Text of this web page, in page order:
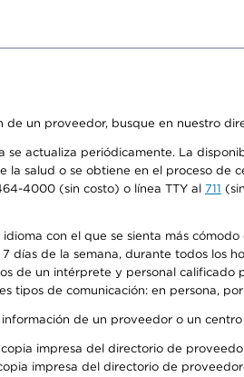
de un proveedor, busque en nuestro
se actualiza periódicamente. La
la salud o se obtiene en el proceso
4000 (sin costo) o línea TTY al 711
con el que se sienta más
días de la semana, durante todos los
de un intérprete y personal
tipos de comunicación: en persona,
de un proveedor o un
impresa del directorio de
impresa del directorio de